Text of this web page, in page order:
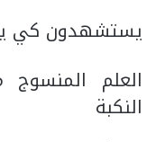
يستشهدون كي
العلم
النكبة